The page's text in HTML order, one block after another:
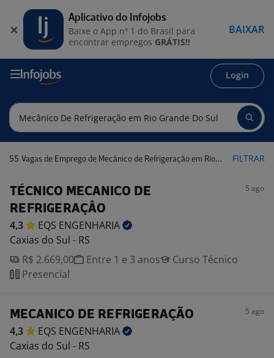
Login
55 Vagas de Emprego de Mecânico de Refrigeração em Rio Grande do Sul FILTRAR
TÉCNICO MECANICO DE
REFRIGERAÇÂO
5 ago
4,3 EQS ENGENHARIA
Caxias do Sul - RS
R$ 2.669,00
Entre 1 e 3 anos
Curso Técnico
Presencial
MECANICO DE REFRIGERAÇÃO 5 ago
4,3 EQS ENGENHARIA
Caxias do Sul - RS
Aplicativo do Infojobs
Baixe o App nº 1 do Brasil para
encontrar empregos GRÁTIS!!
BAIXAR